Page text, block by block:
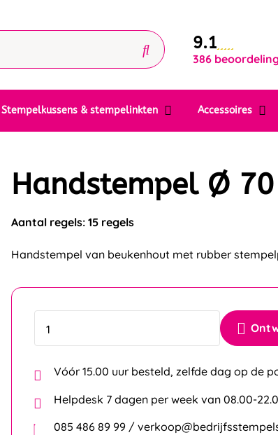
9.1
386
Stempelkussens & stempelinkten Accessoires
Krijg
Chat
Handstempel Ø
Aantal regels: 15 regels
Handstempel van beukenhout met rubber
Vóór 15.00 uur besteld, zelfde dag op de
Helpdesk 7 dagen per week van 08.00-
085 486 89 99 /